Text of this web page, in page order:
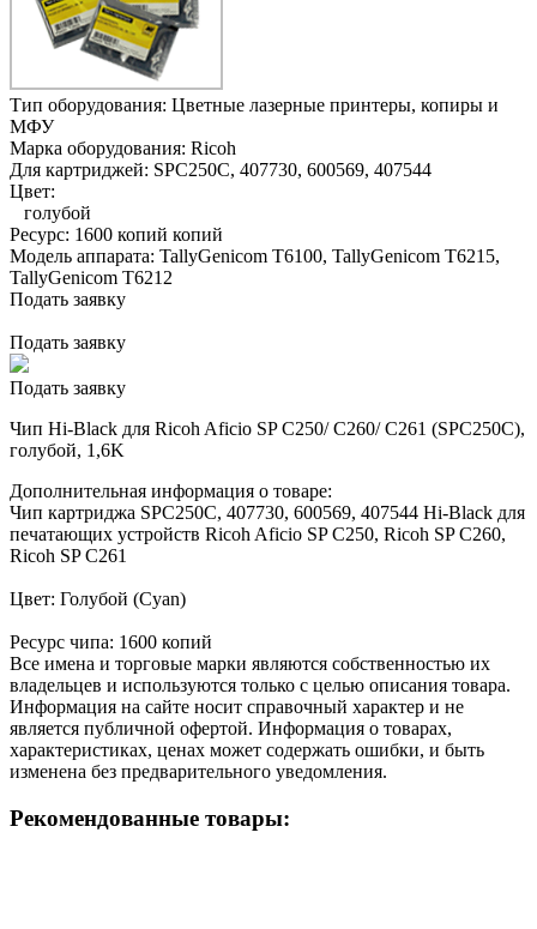
Тип оборудования: Цветные лазерные принтеры, копиры и
МФУ
Марка оборудования: Ricoh
Для картриджей: SPC250C, 407730, 600569, 407544
Цвет:
голубой
Ресурс: 1600 копий копий
Модель аппарата: TallyGenicom T6100, TallyGenicom T6215,
TallyGenicom T6212
Подать заявку
Подать заявку
Подать заявку
Чип Hi-Black для Ricoh Aficio SP C250/ C260/ C261 (SPC250C),
голубой, 1,6K
Дополнительная информация о товаре:
Чип картриджа SPC250C, 407730, 600569, 407544 Hi-Black для
печатающих устройств Ricoh Aficio SP C250, Ricoh SP C260,
Ricoh SP C261
Цвет: Голубой (Cyan)
Ресурс чипа: 1600 копий
Все имена и торговые марки являются собственностью их
владельцев и используются только с целью описания товара.
Информация на сайте носит справочный характер и не
является публичной офертой. Информация о товарах,
характеристиках, ценах может содержать ошибки, и быть
изменена без предварительного уведомления.
Рекомендованные товары: